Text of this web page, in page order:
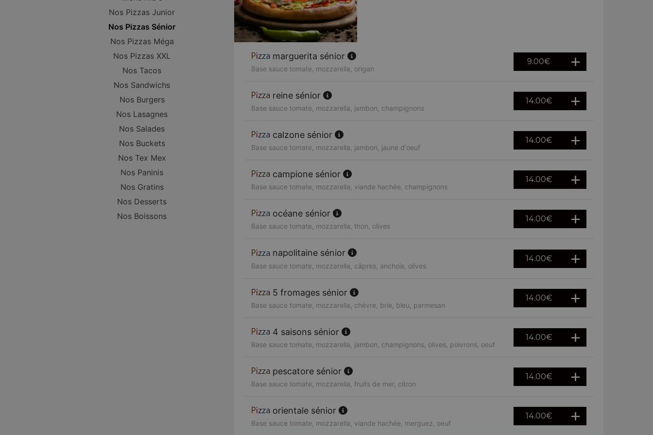
Nos Pizzas Junior
Nos Pizzas Sénior
Nos Pizzas Méga
Nos Pizzas XXL
Nos Tacos
Nos Sandwichs
Nos Burgers
Nos Lasagnes
Nos Salades
Nos Buckets
Nos Tex Mex
Nos Paninis
Nos Gratins
Nos Desserts
Nos Boissons
marguerita sénior
Base sauce tomate, mozzarella, origan
9.00€
reine sénior
Base sauce tomate, mozzarella, jambon, champignons
14.00€
calzone sénior
Base sauce tomate, mozzarella, jambon, jaune d'oeuf
14.00€
campione sénior
Base sauce tomate, mozzarella, viande hachée, champignons
14.00€
océane sénior
Base sauce tomate, mozzarella, thon, olives
14.00€
napolitaine sénior
Base sauce tomate, mozzarella, câpres, anchois, olives
14.00€
5 fromages sénior
Base sauce tomate, mozzarella, chèvre, brie, bleu, parmesan
14.00€
4 saisons sénior
Base sauce tomate, mozzarella, jambon, champignons, olives, poivrons, oeuf
14.00€
pescatore sénior
Base sauce tomate, mozzarella, fruits de mer, citron
14.00€
orientale sénior
Base sauce tomate, mozzarella, viande hachée, merguez, oeuf
14.00€